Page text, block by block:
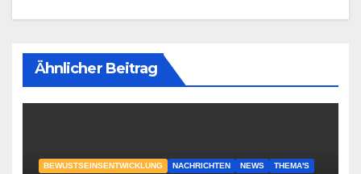
Ähnlicher Beitrag
BEWUSTSEINSENTWICKLUNG NACHRICHTEN NEWS THEMA'S